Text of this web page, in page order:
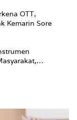
OTT,
Kemarin Sore
Pemkot